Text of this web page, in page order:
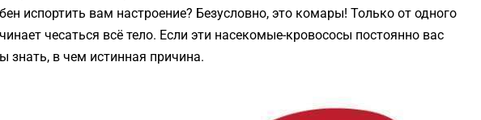
испортить вам настроение? Безусловно, это комары! Только от одного
чесаться всё тело. Если эти насекомые-кровососы постоянно вас
знать, в чем истинная причина.